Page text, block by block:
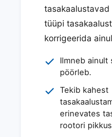
tasakaalustavad
tüüpi
korrigeerida
Ilmneb ainult
pöörleb.
Tekib kahest
erinevates
rootori